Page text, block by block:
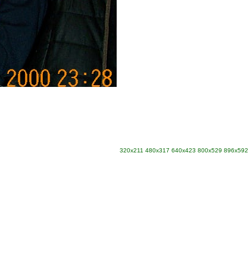
320x211 480x317 640x423 800x529 896x592